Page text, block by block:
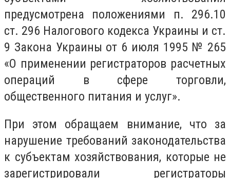
предусмотрена положениями п. 296.10
ст. 296 Налогового кодекса Украины и ст.
9 Закона Украины от 6 июля 1995 № 265
«О применении регистраторов расчетных
операций в сфере торговли,
общественного питания и услуг».
При этом обращаем внимание, что за
нарушение требований законодательства
к субъектам хозяйствования, которые не
зарегистрировали регистраторы